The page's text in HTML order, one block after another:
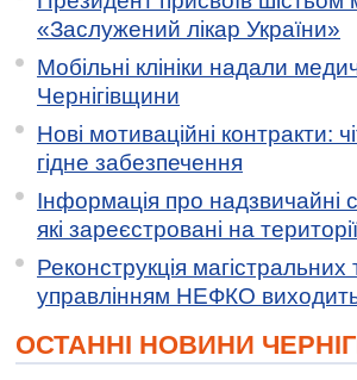
«Заслужений лікар України»
Мобільні клініки надали
Чернігівщини
Нові мотиваційні контракти:
гідне забезпечення
Інформація про надзвичайні
які зареєстровані на
Реконструкція
управлінням НЕФКО
ОСТАННІ НОВИНИ